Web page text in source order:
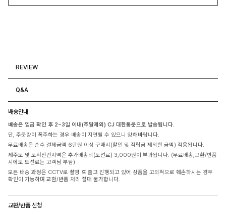
REVIEW
Q&A
배송안내
배송은 입금 확인 후 2~3일 이내(주말제외) CJ 대한통운으로 발송됩니다.
단, 주문량이 폭주하는 경우 배송이 지연될 수 있으니 양해바랍니다.
무료배송은 순수 결제금액 6만원 이상 구매시(할인 및 적립금 제외한 금액) 적용됩니다.
제주도 및 도서산간지역은 추가배송비(도선료) 3,000원이 부과됩니다. (무료배송,교환/반품
시에도 도선료는 고객님 부담)
모든 배송 과정은 CCTV로 촬영 후 출고 진행되고 있어 상품을 고의적으로 훼손하시는 경우
확인이 가능하며 교환/반품 처리 절대 불가합니다.
교환/반품 신청